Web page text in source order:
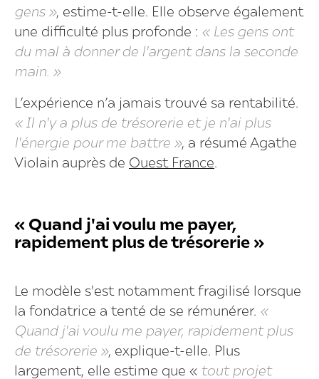
gens », estime-t-elle. Elle observe également
une difficulté plus profonde : « Les gens ont
du mal à donner de l'argent dans la seconde
main. »
L’expérience n’a jamais trouvé sa rentabilité.
« Il n'y a plus de trésorerie et je n'ai plus
l'énergie pour me battre », a résumé Agathe
Violain auprès de Ouest France.
« Quand j'ai voulu me payer,
rapidement plus de trésorerie »
Le modèle s'est notamment fragilisé lorsque
la fondatrice a tenté de se rémunérer. «
Quand j'ai voulu me payer, rapidement plus
de trésorerie », explique-t-elle. Plus
largement, elle estime que « tout projet